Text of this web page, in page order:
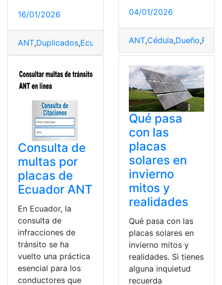
16/01/2026
ANT,Duplicados,Ecuador Negocios,Placas
04/01/2026
ANT,Cédula,Dueño,
Consulta de
multas por
placas de
Ecuador ANT
En Ecuador, la
consulta de
infracciones de
tránsito se ha
vuelto una práctica
esencial para los
conductores que
Qué pasa
con las
placas
solares en
invierno
mitos y
realidades
Qué pasa con las
placas solares en
invierno mitos y
realidades. Si tienes
alguna inquietud
recuerda